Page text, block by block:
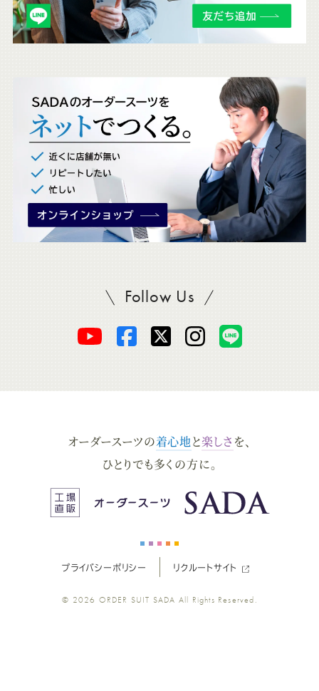
チ
ェ
Follow UsSADAをフォロー
オ
ー
ス
ツ
オ
ー
ス
ー
オ
ー
ス
ー
ツ
オ
ー
ス
ツ
ス
ツ
オーダースーツの着心地と楽しさ を、
ひとりでも多くの方に。
プライバシーポリシー リクルートサイト
© 2026 ORDER SUIT SADA All Rights Reserved.